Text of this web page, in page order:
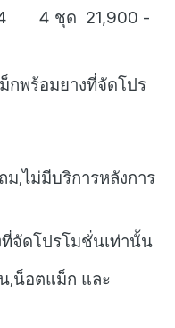
4 ชุด 21,900 -
กพร้อมยางที่จัดโปร
ม,ไม่มีบริการหลังการ
จัดโปรโมชั่นเท่านั้น
,น็อตแม็ก และ